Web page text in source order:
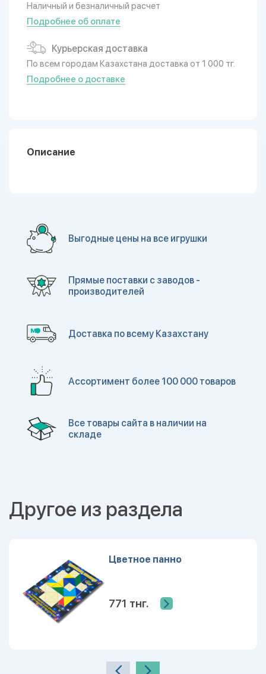
Наличный и безналичный расчет
Подробнее об оплате
Курьерская доставка
По всем городам Казахстана доставка от 1 000 тг.
Подробнее о доставке
Описание
Выгодные цены на все игрушки
Прямые поставки с заводов -
производителей
Доставка по всему Казахстану
Ассортимент более 100 000 товаров
Все товары сайта в наличии на
складе
Другое из раздела
Цветное панно
771 тнг.